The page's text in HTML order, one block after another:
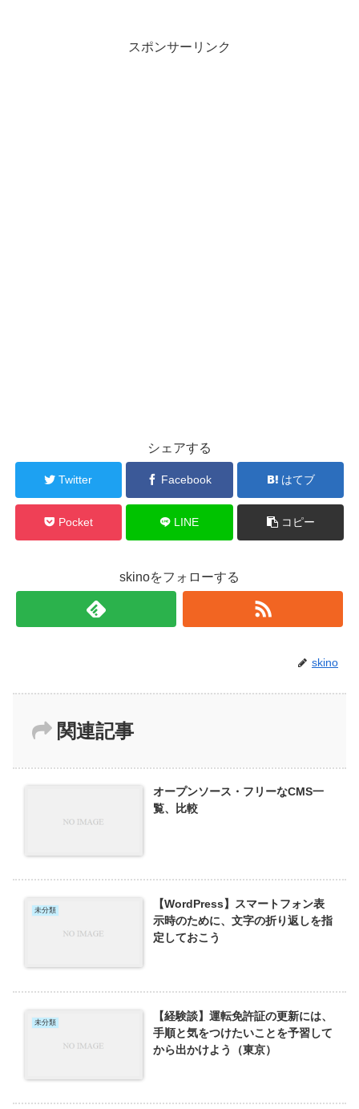
スポンサーリンク
シェアする
Twitter Facebook はてブ
Pocket LINE コピー
skinoをフォローする
skino
関連記事
オープンソース・フリーなCMS一
覧、比較
未分類
【WordPress】スマートフォン表
示時のために、文字の折り返しを指
定しておこう
未分類
【経験談】運転免許証の更新には、
手順と気をつけたいことを予習して
から出かけよう（東京）